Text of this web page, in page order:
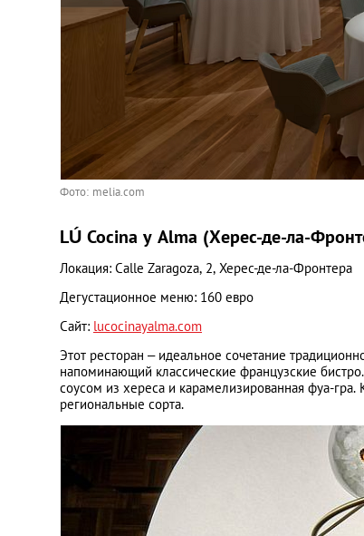
Фото: melia.com
LÚ Cocina y Alma (Херес-де-ла-
Локация: Calle Zaragoza, 2, Херес-де-ла-Фронтера
Дегустационное меню: 160 евро
Сайт: lucocinayalma.com
Этот ресторан – идеальное сочетание
напоминающий классические французские
соусом из хереса и карамелизированная фуа-
региональные сорта.